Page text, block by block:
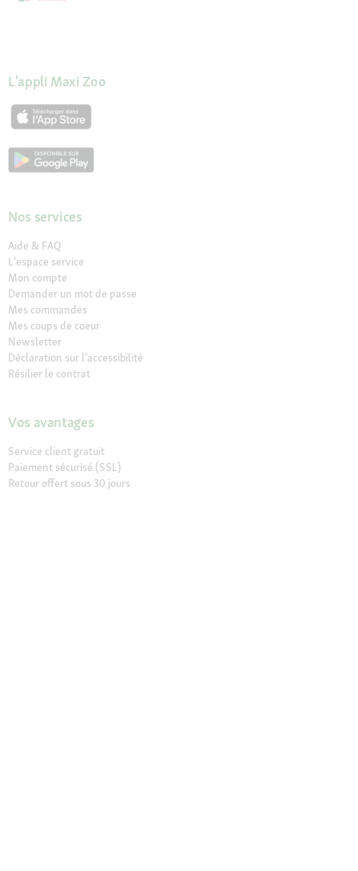
L'appli Maxi Zoo
Nos services
Aide & FAQ
L'espace service
Mon compte
Demander un mot de passe
Mes commandes
Mes coups de coeur
Newsletter
Déclaration sur l’accessibilité
Résilier le contrat
Vos avantages
Service client gratuit
Paiement sécurisé (SSL)
Retour offert sous 30 jours